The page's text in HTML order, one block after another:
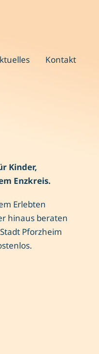
Kontakt
Kinder,
Enzkreis.
Erlebten
hinaus beraten
Pforzheim